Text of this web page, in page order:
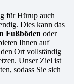
für Hürup auch
Dies kann das
Fußböden oder
Ihnen auf
Ort vollständig
Unser Ziel ist
sodass Sie sich